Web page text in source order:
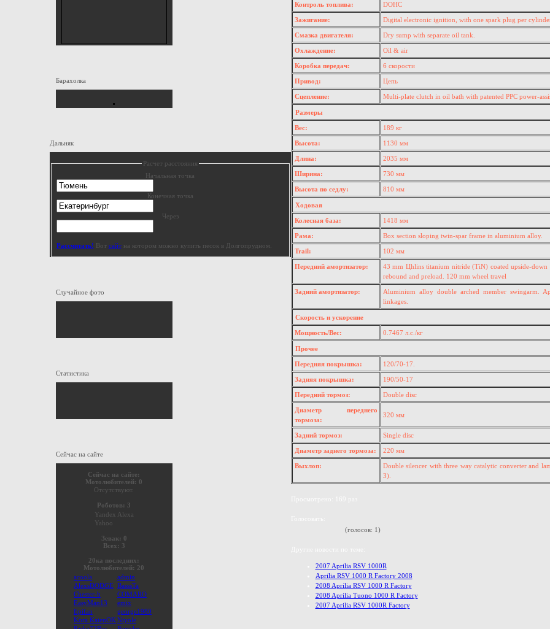
Барахолка
Дальняк
Расчет расстояния
Начальная точка
Конечная точка
Через
Рассчитать! Вот сайтна котором можно купить песок в Долгопрудном.
Случайное фото
Статистика
Сейчас на сайте
Сейчас на сайте:
Мотолюбителей: 0
Отсутствуют.
Роботов: 3
Yandex Alexa
Yahoo
Зевак: 0
Всех: 3
20ка последних:
Мотолюбителей: 20
acoola
admin
AlexsDODGE BasssTa
Chester-b
COMARO
EasyMan13
emix
Epifan
george1980
Kora KatenOK Niyole
Контроль топлива: DOHC
Зажигание: Digital electronic ignition, with one spark plug per
Смазка двигателя: Dry sump with separate oil tank.
Охлаждение: Oil & air
Коробка передач: 6 скорости
Привод: Цепь
Сцепление: Multi-plate clutch in oil bath with patented PPC power-
Размеры
Вес: 189 кг
Высота: 1130 мм
Длина: 2035 мм
Ширина: 730 мм
Высота по седлу: 810 мм
Ходовая
Колесная база: 1418 мм
Рама: Box section sloping twin-spar frame in aluminium alloy.
Trail: 102 мм
Передний амортизатор:
43 mm Цhlins titanium nitride (TiN) coated upside-down
rebound and preload. 120 mm wheel travel
Задний амортизатор:
Aluminium alloy double arched member swingarm.
linkages.
Скорость и ускорение
Мощность/Вес: 0.7467 л.с./кг
Прочее
Передняя покрышка: 120/70-17.
Задняя покрышка: 190/50-17
Передний тормоз: Double disc
Диаметр переднего
тормоза:
320 мм
Задний тормоз: Single disc
Диаметр заднего тормоза: 220 мм
Выхлоп:
Double silencer with three way catalytic converter and
3).
(голосов: 1)
2007 Aprilia RSV 1000R
Aprilia RSV 1000 R Factory 2008
2008 Aprilia RSV 1000 R Factory
2008 Aprilia Tuono 1000 R Factory
2007 Aprilia RSV 1000R Factory